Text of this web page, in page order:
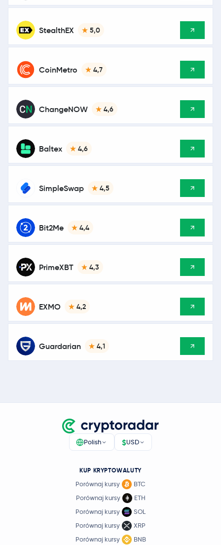
StealthEX 5,0
CoinMetro 4,7
ChangeNOW 4,6
Baltex 4,6
SimpleSwap 4,5
Bit2Me 4,4
PrimeXBT 4,3
EXMO 4,2
Guardarian 4,1
Polish $USD
KUP KRYPTOWALUTY
Porównaj kursy
BTC
Porównaj kursy
ETH
Porównaj kursy
SOL
Porównaj kursy
XRP
Porównaj kursy
BNB